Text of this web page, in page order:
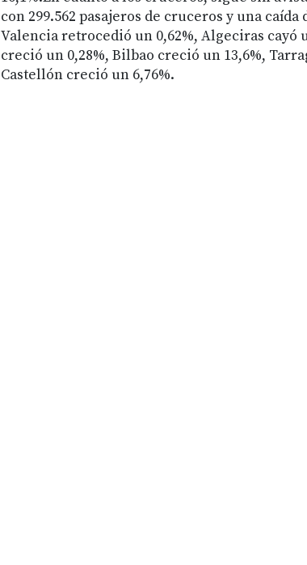
con 299.562 pasajeros de cruceros y una caída
Valencia retrocedió un 0,62%, Algeciras cayó
creció un 0,28%, Bilbao creció un 13,6%,
Castellón creció un 6,76%.